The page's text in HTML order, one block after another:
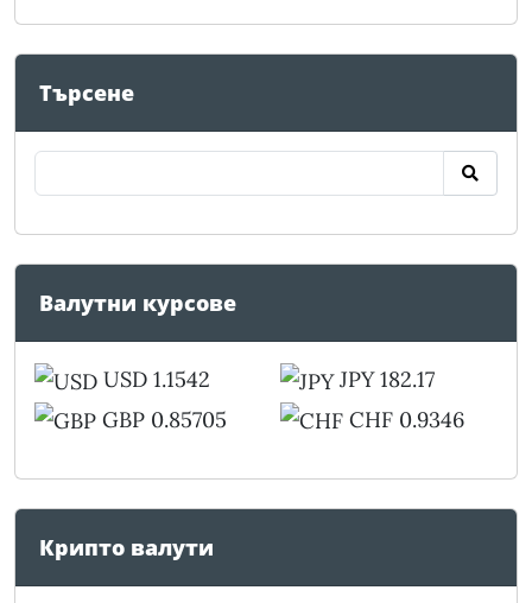
Търсене
Валутни курсове
USD 1.1542
GBP 0.85705
JPY 182.17
CHF 0.9346
Крипто валути